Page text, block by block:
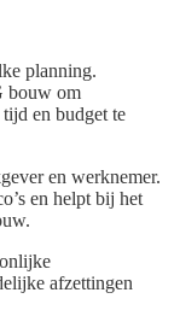
planning.
bouw om
en budget te
en werknemer.
en helpt bij het
afzettingen